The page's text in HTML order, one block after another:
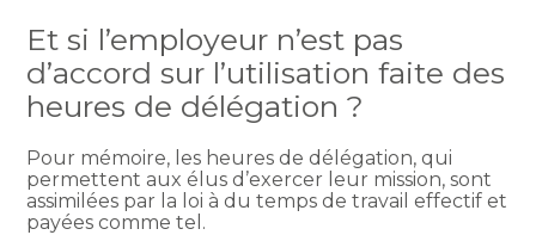
Et si l’employeur n’est pas
d’accord sur l’utilisation faite des
heures de délégation ?
Pour mémoire, les heures de délégation, qui
permettent aux élus d’exercer leur mission, sont
assimilées par la loi à du temps de travail effectif et
payées comme tel.